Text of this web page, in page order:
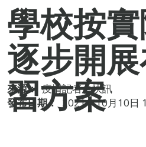
學校按
逐步開
習方案
來源： 疫情記者會快訊
發布日期： 2021年10月10日